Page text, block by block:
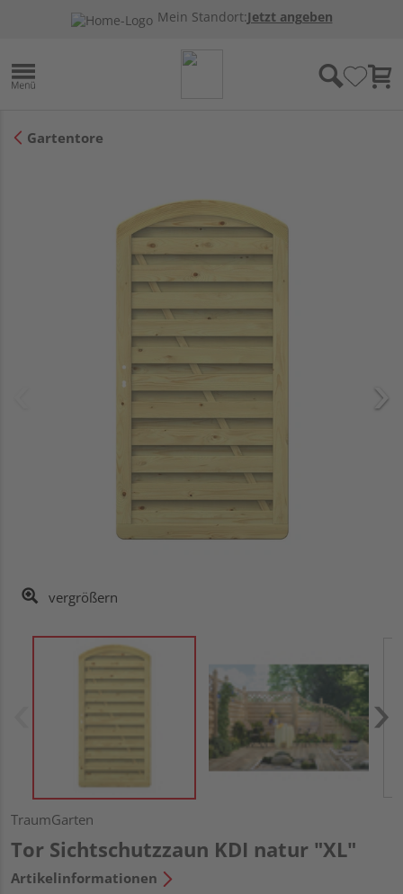
Mein Standort:Jetzt angeben
Gartentore
vergrößern
TraumGarten
Tor Sichtschutzzaun KDI natur "XL"
Artikelinformationen